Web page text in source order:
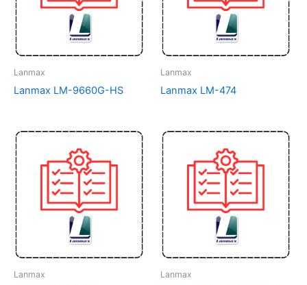
Lanmax
Lanmax LM-9660G-HS
Lanmax
Lanmax LM-474
Lanmax Lanmax